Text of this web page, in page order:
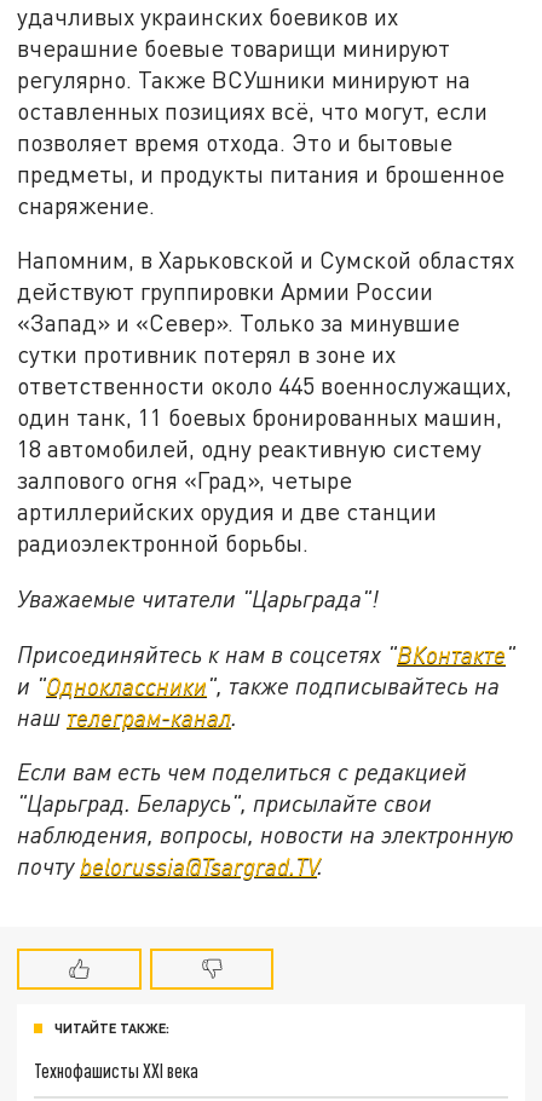
удачливых украинских боевиков их
вчерашние боевые товарищи минируют
регулярно. Также ВСУшники минируют на
оставленных позициях всё, что могут, если
позволяет время отхода. Это и бытовые
предметы, и продукты питания и брошенное
снаряжение.
Напомним, в Харьковской и Сумской областях
действуют группировки Армии России
«Запад» и «Север». Только за минувшие
сутки противник потерял в зоне их
ответственности около 445 военнослужащих,
один танк, 11 боевых бронированных машин,
18 автомобилей, одну реактивную систему
залпового огня «Град», четыре
артиллерийских орудия и две станции
радиоэлектронной борьбы.
Уважаемые читатели "Царьграда"!
Присоединяйтесь к нам в соцсетях "ВКонтакте"
и "Одноклассники", также подписывайтесь на
наш телеграм-канал.
Если вам есть чем поделиться с редакцией
"Царьград. Беларусь", присылайте свои
наблюдения, вопросы, новости на электронную
почту belorussia@Tsargrad.TV.
ЧИТАЙТЕ ТАКЖЕ:
Технофашисты XXI века